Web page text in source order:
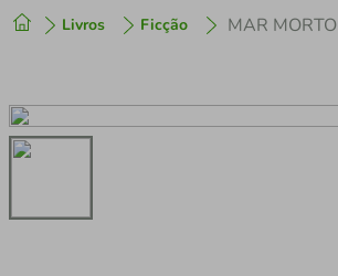
Livros Ficção MAR MORTO
2º cafeteira